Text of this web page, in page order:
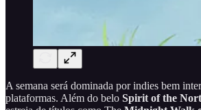
A semana será dominada por indies bem
plataformas. Além do belo Spirit of the